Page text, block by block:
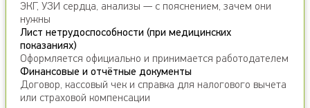
ЭКГ, УЗИ сердца, анализы — с пояснением, зачем они
нужны
Лист нетрудоспособности (при медицинских
показаниях)
Оформляется официально и принимается работодателем
Финансовые и отчётные документы
Договор, кассовый чек и справка для налогового вычета
или страховой компенсации